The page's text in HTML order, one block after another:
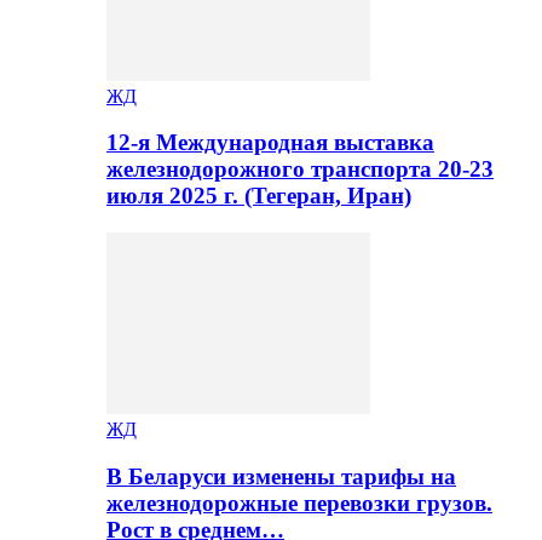
ЖД
12-я Международная выставка
железнодорожного транспорта 20-23
июля 2025 г. (Тегеран, Иран)
ЖД
В Беларуси изменены тарифы на
железнодорожные перевозки грузов.
Рост в среднем…